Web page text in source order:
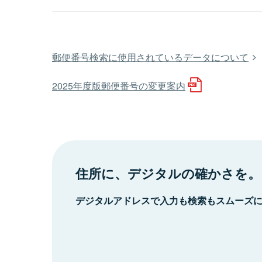
郵便番号検索に使用されているデータについて
2025年度版郵便番号の変更案内
住所に、デジタルの確かさを。
デジタルアドレスで入力も検索もスムーズ